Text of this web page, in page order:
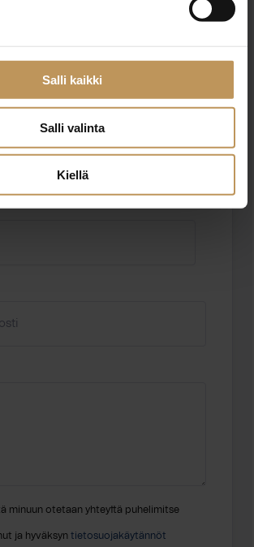
Salli kaikki
Salli valinta
Kiellä
pakolliset kentät
minuun otetaan yhteyttä puhelimitse
ja hyväksyn tietosuojakäytännöt